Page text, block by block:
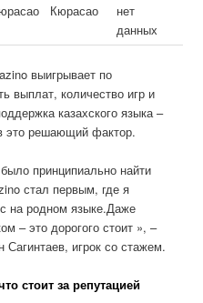
Кюрасао
нет
данных
выигрывает по
выплат, количество игр и
казахского языка –
это решающий фактор.
принципиально найти
стал первым, где я
на родном языке.Даже
– это дорогого стоит », –
игрок со стажем.
стоит за репутацией